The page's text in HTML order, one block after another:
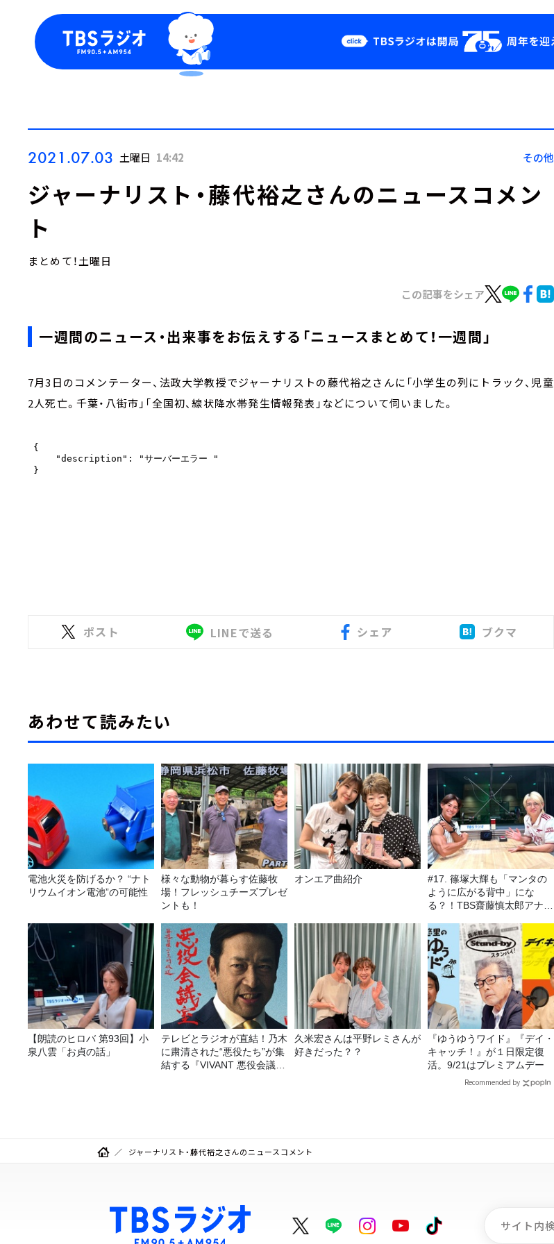
Podcast
YouTube
2021.07.03 土曜日 14:42 その他
ジャーナリスト・藤代裕之さんのニュースコメン
ト
まとめて！土曜日
この記事をシェア
一週間のニュース・出来事をお伝えする「ニュースまとめて！一週間」
7月3日のコメンテーター、法政大学教授でジャーナリストの藤代裕之さんに「小学生の列にトラック、児童
2人死亡。千葉・八街市」「全国初、線状降水帯発生情報発表」などについて伺いました。
ポスト LINEで送る シェア ブクマ
あわせて読みたい
電池火災を防げるか？ “ナト
リウムイオン電池”の可能性
様々な動物が暮らす佐藤牧
場！フレッシュチーズプレゼ
ントも！
オンエア曲紹介
#17. 篠塚大輝も「マンタの
ように広がる背中」にな
る？！TBS齋藤慎太郎アナに
力！！
【朗読のヒロバ 第93回】小
泉八雲「お貞の話」
テレビとラジオが直結！乃木
に粛清された“悪役たち”が集
結する『VIVANT 悪役会議
久米宏さんは平野レミさんが
好きだった？？
『ゆうゆうワイド』『デイ・
キャッチ！』が１日限定復
活。9/21はプレミアムデー
Recommended by
ジャーナリスト・藤代裕之さんのニュースコメント